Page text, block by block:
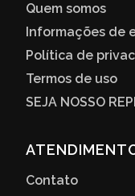
Quem somos
Informações de
Política de
Termos de uso
SEJA NOSSO
Contato